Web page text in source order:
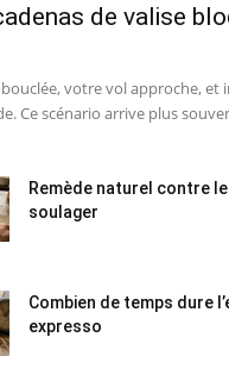
de valise
votre vol approche, et
Ce scénario arrive plus
Remède naturel contre
soulager
Combien de temps dure
expresso